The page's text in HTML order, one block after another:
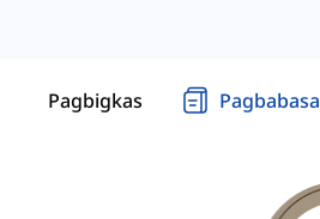
Pagbigkas Pagbabasa